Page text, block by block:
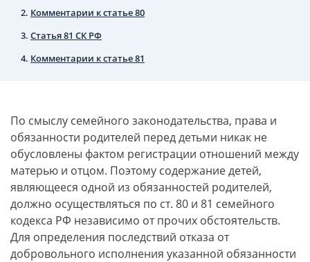
Комментарии к статье 80
Статья 81 СК РФ
Комментарии к статье 81
По смыслу семейного законодательства, права и
обязанности родителей перед детьми никак не
обусловлены фактом регистрации отношений между
матерью и отцом. Поэтому содержание детей,
являющееся одной из обязанностей родителей,
должно осуществляться по ст. 80 и 81 семейного
кодекса РФ независимо от прочих обстоятельств.
Для определения последствий отказа от
добровольного исполнения указанной обязанности